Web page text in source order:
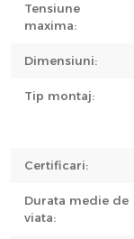
Tensiune
maxima:
Dimensiuni:
Tip montaj:
Certificari:
Durata medie de
viata: